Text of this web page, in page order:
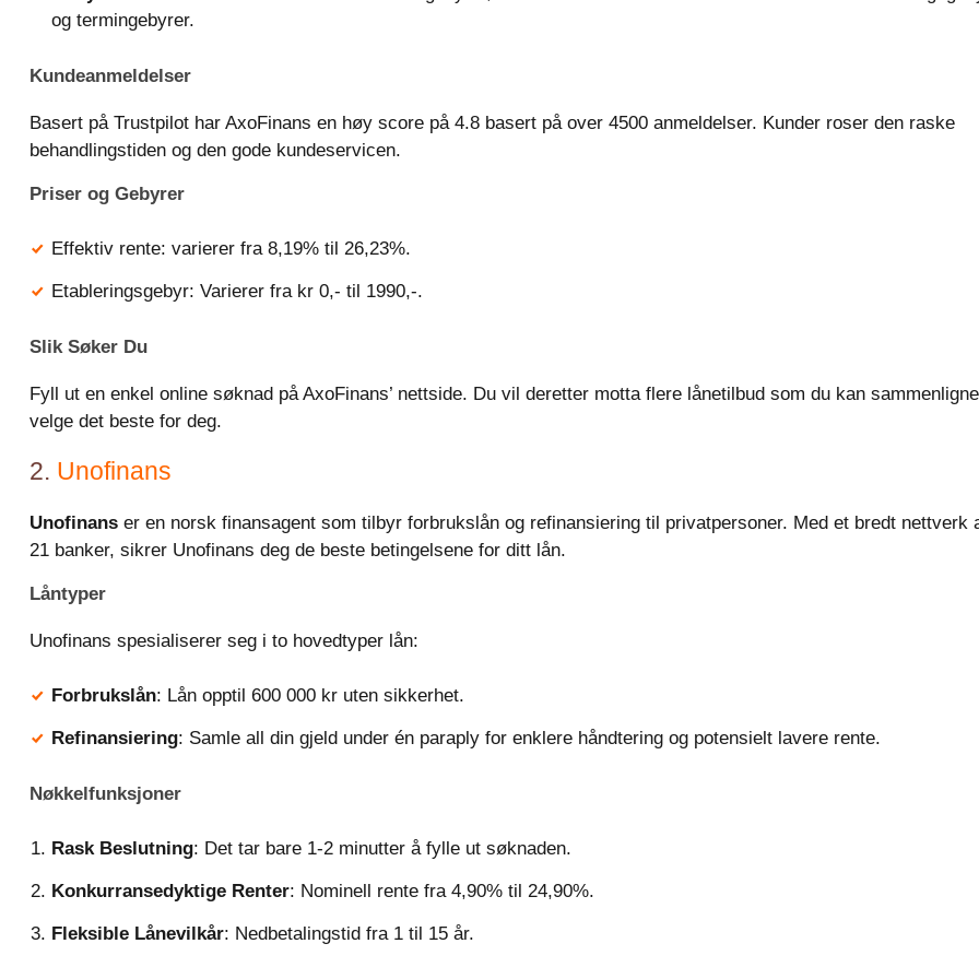
og termingebyrer.
Kundeanmeldelser
Basert på Trustpilot har AxoFinans en høy score på 4.8 basert på over 4500 anmeldelser. Kunder roser den raske
behandlingstiden og den gode kundeservicen.
Priser og Gebyrer
Effektiv rente: varierer fra 8,19% til 26,23%.
Etableringsgebyr: Varierer fra kr 0,- til 1990,-.
Slik Søker Du
Fyll ut en enkel online søknad på AxoFinans’ nettside. Du vil deretter motta flere lånetilbud som du kan
velge det beste for deg.
2. Unofinans
Unofinans er en norsk finansagent som tilbyr forbrukslån og refinansiering til privatpersoner. Med et bredt nettverk
21 banker, sikrer Unofinans deg de beste betingelsene for ditt lån.
Låntyper
Unofinans spesialiserer seg i to hovedtyper lån:
Forbrukslån: Lån opptil 600 000 kr uten sikkerhet.
Refinansiering: Samle all din gjeld under én paraply for enklere håndtering og potensielt lavere rente.
Nøkkelfunksjoner
Rask Beslutning: Det tar bare 1-2 minutter å fylle ut søknaden.
Konkurransedyktige Renter: Nominell rente fra 4,90% til 24,90%.
Fleksible Lånevilkår: Nedbetalingstid fra 1 til 15 år.